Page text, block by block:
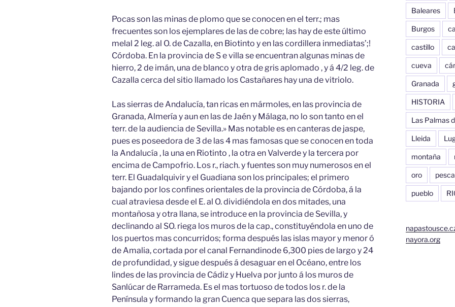
Pocas son las minas de plomo que se conocen en el terr.; mas
frecuentes son los ejemplares de las de cobre; las hay de este último
melal 2 leg. al O. de Cazalla, en Biotinto y en las cordillera inmediatas’;!
Córdoba. En la provincia de S e villa se encuentran algunas minas de
hierro, 2 de imán, una de blanco y otra de gris aplomado , y á 4/2 leg. de
Cazalla cerca del sitio llamado los Castañares hay una de vitriolo.
Las sierras de Andalucía, tan ricas en mármoles, en las provincia de
Granada, Almería y aun en las de Jaén y Málaga, no lo son tanto en el
terr. de la audiencia de Sevilla.» Mas notable es en canteras de jaspe,
pues es poseedora de 3 de las 4 mas famosas que se conocen en toda
la Andalucía , la una en Riotinto , la otra en Valverde y la tercera por
encima de Campofrio. Los r., riach. y fuentes son muy numerosos en el
terr. El Guadalquivir y el Guadiana son los principales; el primero
bajando por los confines orientales de la provincia de Córdoba, á la
cual atraviesa desde el E. al O. dividiéndola en dos mitades, una
montañosa y otra llana, se introduce en la provincia de Sevilla, y
declinando al SO. riega los muros de la cap., constituyéndola en uno de
los puertos mas concurridos; forma después las islas mayor y menor ó
de Amalia, cortada por el canal Fernandinode 6,300 pies de largo y 24
de profundidad, y sigue después á desaguar en el Océano, entre los
lindes de las provincia de Cádiz y Huelva por junto á los muros de
Sanlúcar de Rarrameda. Es el mas tortuoso de todos los r. de la
Península y formando la gran Cuenca que separa las dos sierras,
Baleares
Burgos
castillo
cueva
Granada
HISTORIA
Las Palmas
Lleida
montaña
oro pesca
pueblo
nayora.org